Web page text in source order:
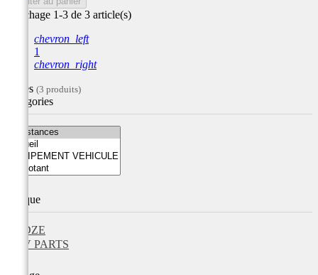
Affichage 1-3 de 3 article(s)
chevron_left
1
chevron_right
Filtres (3 produits)
Catégories
Marque
DZE
V PARTS